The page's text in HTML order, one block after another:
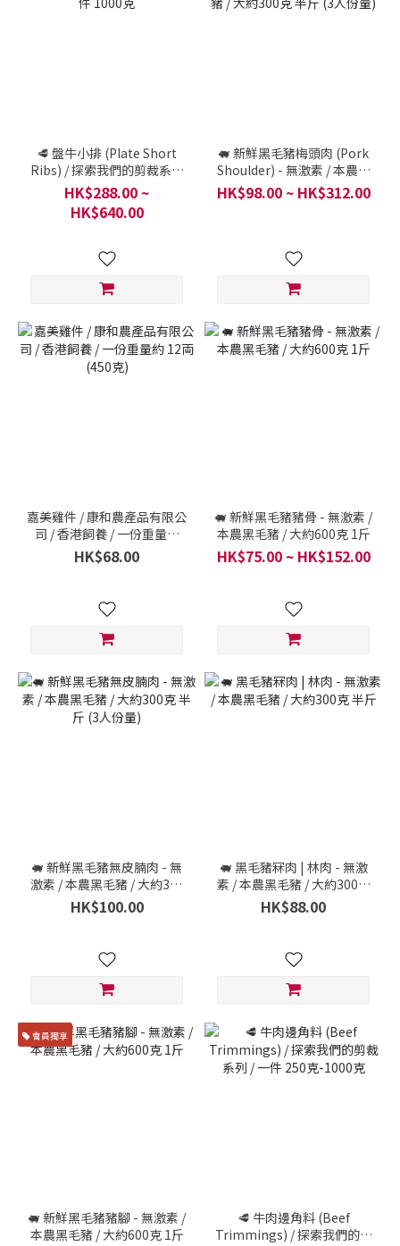
🥩 盤牛小排 (Plate Short
Ribs) / 探索我們的剪裁系列
/ 一件 1000克
HK$288.00 ~
HK$640.00
🐖 新鮮黑毛豬梅頭肉 (Pork
Shoulder) - 無激素 / 本農黑
毛豬 / 大約300克 半斤 (3人
份量)
HK$98.00 ~ HK$312.00
嘉美雞件 / 康和農產品有限公
司 / 香港飼養 / 一份重量約
12両 (450克)
HK$68.00
🐖 新鮮黑毛豬豬骨 - 無激素 /
本農黑毛豬 / 大約600克 1斤
HK$75.00 ~ HK$152.00
🐖 新鮮黑毛豬無皮腩肉 - 無
激素 / 本農黑毛豬 / 大約300
克 半斤 (3人份量)
HK$100.00
🐖 黑毛豬冧肉 | 林肉 - 無激
素 / 本農黑毛豬 / 大約300克
半斤
HK$88.00
會員獨享
🐖 新鮮黑毛豬豬腳 - 無激素 /
本農黑毛豬 / 大約600克 1斤
🥩 牛肉邊角料 (Beef
Trimmings) / 探索我們的剪